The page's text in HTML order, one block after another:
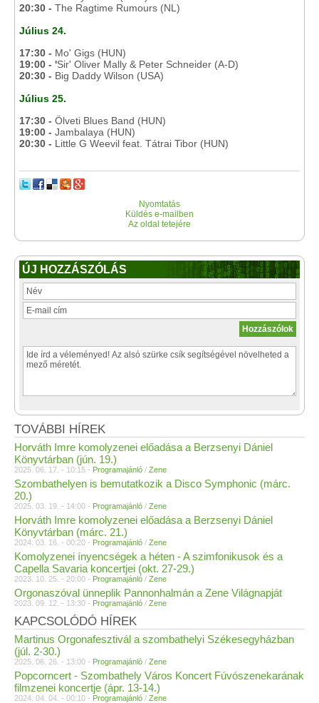
20:30 - The Ragtime Rumours (NL)
Július 24.
17:30 - Mo' Gigs (HUN)
19:00 - 'Sir' Oliver Mally & Peter Schneider (A-D)
20:30 - Big Daddy Wilson (USA)
Július 25.
17:30 - Ölveti Blues Band (HUN)
19:00 - Jambalaya (HUN)
20:30 - Little G Weevil feat. Tátrai Tibor (HUN)
Nyomtatás
Küldés e-mailben
Az oldal tetejére
ÚJ HOZZÁSZÓLÁS
TOVÁBBI HÍREK
Horváth Imre komolyzenei előadása a Berzsenyi Dániel
Könyvtárban (jún. 19.)
2025. 06. 17. - 10:15 - Programajánló / Zene
Szombathelyen is bemutatkozik a Disco Symphonic (márc.
20.)
2025. 03. 19. - 14:00 - Programajánló / Zene
Horváth Imre komolyzenei előadása a Berzsenyi Dániel
Könyvtárban (márc. 21.)
2024. 03. 16. - 00:20 - Programajánló / Zene
Komolyzenei ínyencségek a héten - A szimfonikusok és a
Capella Savaria koncertjei (okt. 27-29.)
2023. 10. 25. - 20:00 - Programajánló / Zene
Orgonaszóval ünneplik Pannonhalmán a Zene Világnapját
2023. 09. 12. - 13:30 - Programajánló / Zene
KAPCSOLÓDÓ HÍREK
Martinus Orgonafesztivál a szombathelyi Székesegyházban
(júl. 2-30.)
2025. 06. 26. - 13:00 - Programajánló / Zene
Popcorncert - Szombathely Város Koncert Fúvószenekarának
filmzenei koncertje (ápr. 13-14.)
2024. 04. 04. - 00:10 - Programajánló / Zene